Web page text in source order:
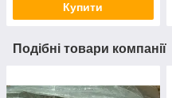
Купити
Подібні товари компанії